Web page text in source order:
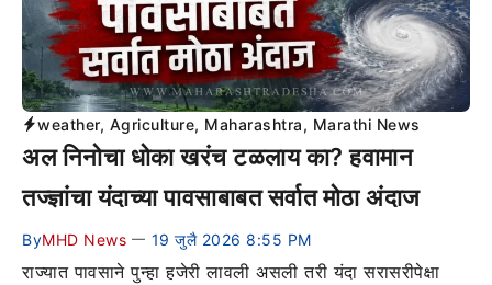
weather, Agriculture, Maharashtra, Marathi News
अल निनोचा धोका खरंच टळलाय का? हवामान
तज्ज्ञांचा यंदाच्या पावसाबाबत सर्वात मोठा अंदाज
ByMHD News — 19 जुलै 2026 8:55 PM
राज्यात पावसाने पुन्हा हजेरी लावली असली तरी यंदा सरासरीपेक्षा